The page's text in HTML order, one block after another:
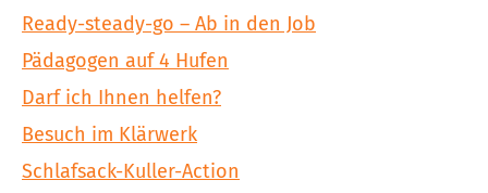
Ready-steady-go – Ab in den Job
Pädagogen auf 4 Hufen
Darf ich Ihnen helfen?
Besuch im Klärwerk
Schlafsack-Kuller-Action